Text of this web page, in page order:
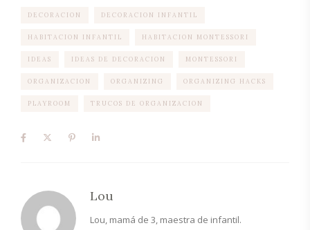
DECORACION DECORACION INFANTIL
HABITACION INFANTIL HABITACION MONTESSORI
IDEAS IDEAS DE DECORACION MONTESSORI
ORGANIZACION ORGANIZING ORGANIZING HACKS
PLAYROOM TRUCOS DE ORGANIZACION
Lou
Lou, mamá de 3, maestra de infantil.